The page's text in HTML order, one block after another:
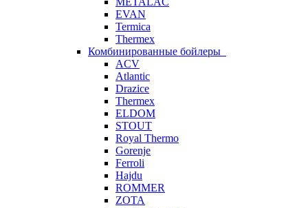
EVAN
Termica
Thermex
Комбинированные бойлеры
ACV
Atlantic
Drazice
Thermex
ELDOM
STOUT
Royal Thermo
Gorenje
Ferroli
Hajdu
ROMMER
ZOTA